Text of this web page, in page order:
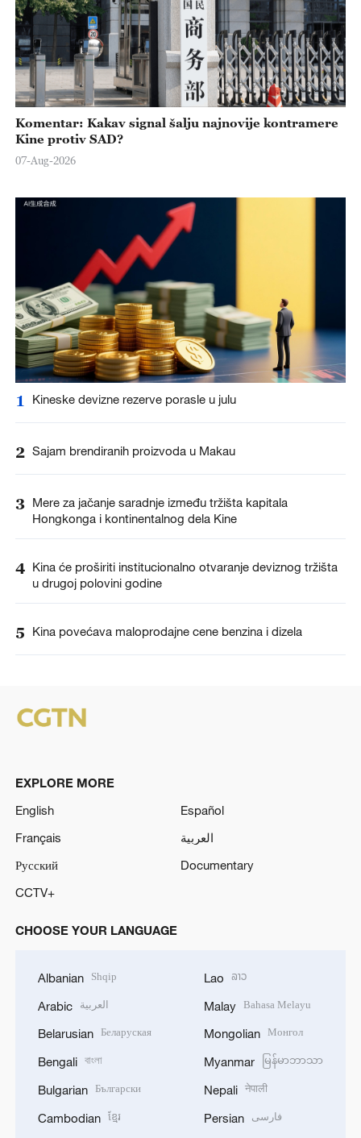
Komentar: Kakav signal šalju najnovije kontramere
Kine protiv SAD?
07-Aug-2026
1 Kineske devizne rezerve porasle u julu
2 Sajam brendiranih proizvoda u Makau
3 Mere za jačanje saradnje između tržišta kapitala
Hongkonga i kontinentalnog dela Kine
4 Kina će proširiti institucionalno otvaranje deviznog tržišta
u drugoj polovini godine
5 Kina povećava maloprodajne cene benzina i dizela
EXPLORE MORE
English
Español
Français
العربية
Русский
Documentary
CCTV+
CHOOSE YOUR LANGUAGE
Albanian Shqip
Arabic العربية
Belarusian Беларуская
Bengali বাংলা
Bulgarian Български
Cambodian ខ្មែរ
Lao ລາວ
Malay Bahasa Melayu
Mongolian Монгол
Myanmar မြန်မာဘာသာ
Nepali नेपाली
Persian فارسی